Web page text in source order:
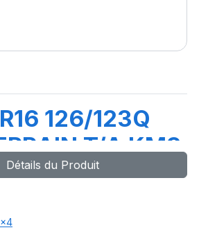
126/123Q
T/A KM3
Détails du Produit